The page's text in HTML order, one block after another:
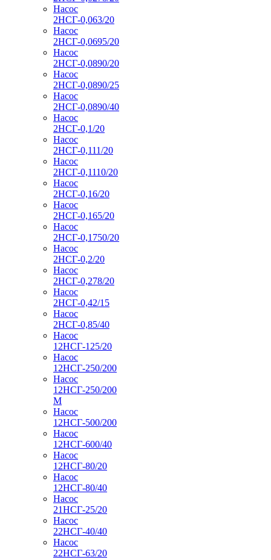
Насос
2НСГ-0,063/20
Насос
2НСГ-0,0695/20
Насос
2НСГ-0,0890/20
Насос
2НСГ-0,0890/25
Насос
2НСГ-0,0890/40
Насос
2НСГ-0,1/20
Насос
2НСГ-0,111/20
Насос
2НСГ-0,1110/20
Насос
2НСГ-0,16/20
Насос
2НСГ-0,165/20
Насос
2НСГ-0,1750/20
Насос
2НСГ-0,2/20
Насос
2НСГ-0,278/20
Насос
2НСГ-0,42/15
Насос
2НСГ-0,85/40
Насос
12НСГ-125/20
Насос
12НСГ-250/200
Насос
12НСГ-250/200
М
Насос
12НСГ-500/200
Насос
12НСГ-600/40
Насос
12НСГ-80/20
Насос
12НСГ-80/40
Насос
21НСГ-25/20
Насос
22НСГ-40/40
Насос
22НСГ-63/20